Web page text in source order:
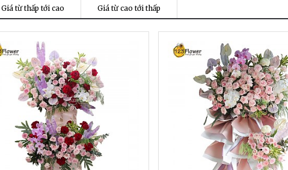
Giá từ thấp tới cao Giá từ cao tới thấp